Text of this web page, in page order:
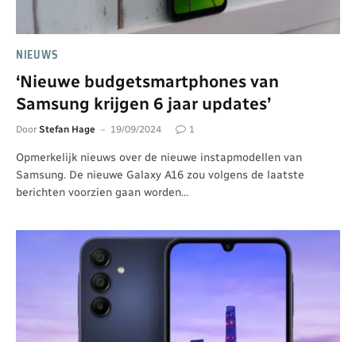
NIEUWS
‘Nieuwe budgetsmartphones van
Samsung krijgen 6 jaar updates’
Door Stefan Hage 19/09/2024 1
Opmerkelijk nieuws over de nieuwe instapmodellen van
Samsung. De nieuwe Galaxy A16 zou volgens de laatste
berichten voorzien gaan worden…